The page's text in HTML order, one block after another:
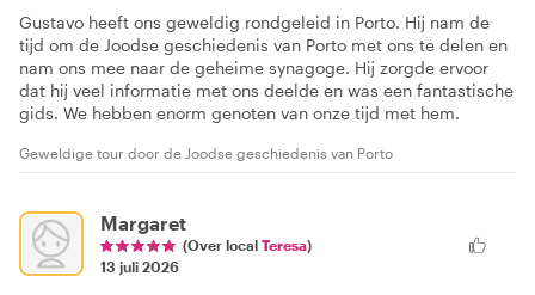
Gustavo heeft ons geweldig rondgeleid in Porto. Hij nam de
tijd om de Joodse geschiedenis van Porto met ons te delen en
nam ons mee naar de geheime synagoge. Hij zorgde ervoor
dat hij veel informatie met ons deelde en was een fantastische
gids. We hebben enorm genoten van onze tijd met hem.
Geweldige tour door de Joodse geschiedenis van Porto
Margaret
(Over local Teresa)
13 juli 2026